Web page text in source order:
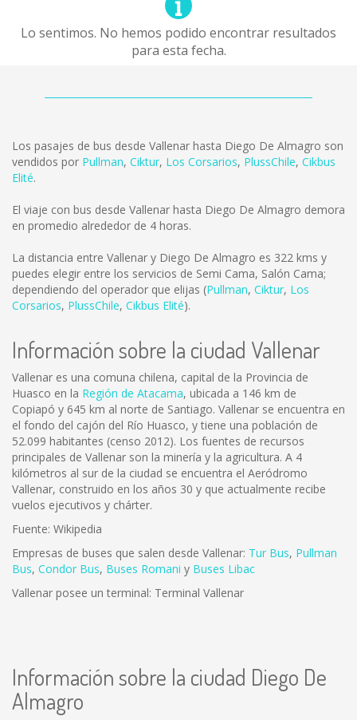
Lo sentimos. No hemos podido encontrar resultados
para esta fecha.
Los pasajes de bus desde Vallenar hasta Diego De Almagro son
vendidos por Pullman, Ciktur, Los Corsarios, PlussChile, Cikbus
Elité.
El viaje con bus desde Vallenar hasta Diego De Almagro demora
en promedio alrededor de 4 horas.
La distancia entre Vallenar y Diego De Almagro es 322 kms y
puedes elegir entre los servicios de Semi Cama, Salón Cama;
dependiendo del operador que elijas (Pullman, Ciktur, Los
Corsarios, PlussChile, Cikbus Elité).
Información sobre la ciudad Vallenar
Vallenar es una comuna chilena, capital de la Provincia de
Huasco en la Región de Atacama, ubicada a 146 km de
Copiapó y 645 km al norte de Santiago. Vallenar se encuentra en
el fondo del cajón del Río Huasco, y tiene una población de
52.099 habitantes (censo 2012). Los fuentes de recursos
principales de Vallenar son la minería y la agricultura. A 4
kilómetros al sur de la ciudad se encuentra el Aeródromo
Vallenar, construido en los años 30 y que actualmente recibe
vuelos ejecutivos y chárter.
Fuente: Wikipedia
Empresas de buses que salen desde Vallenar: Tur Bus, Pullman
Bus, Condor Bus, Buses Romani y Buses Libac
Vallenar posee un terminal: Terminal Vallenar
Información sobre la ciudad Diego De
Almagro